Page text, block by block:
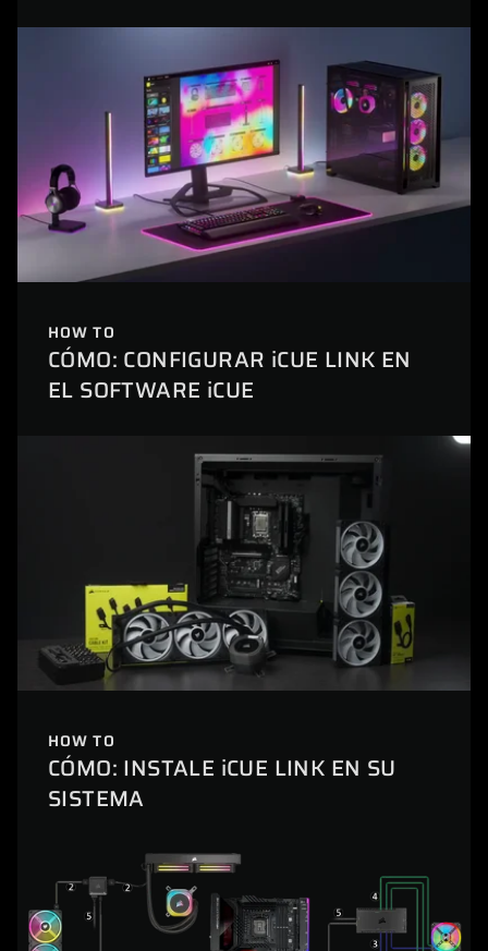
HOW TO
CÓMO: CONFIGURAR iCUE LINK EN
EL SOFTWARE iCUE
HOW TO
CÓMO: INSTALE iCUE LINK EN SU
SISTEMA